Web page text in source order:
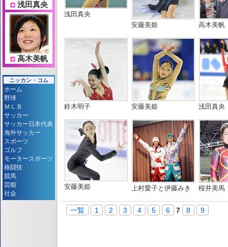
浅田真央
安藤美姫
高木美帆
鈴木明子 安藤美姫 浅田真央
安藤美姫 上村愛子と伊藤みき 桜井美馬
一覧 1 2 3 4 5 6 7 8 9
浅田真央
高木美帆
ニッカン・コム
ホーム
野球
ＭＬＢ
サッカー
サッカー日本代表
海外サッカー
スポーツ
ゴルフ
モータースポーツ
格闘技
競馬
芸能
社会